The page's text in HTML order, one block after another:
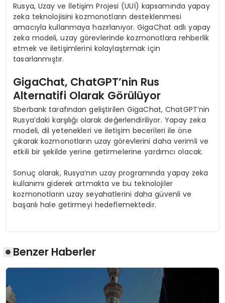
Rusya, Uzay ve İletişim Projesi (UUİ) kapsamında yapay
zeka teknolojisini kozmonotların desteklenmesi
amacıyla kullanmaya hazırlanıyor. GigaChat adlı yapay
zeka modeli, uzay görevlerinde kozmonotlara rehberlik
etmek ve iletişimlerini kolaylaştırmak için
tasarlanmıştır.
GigaChat, ChatGPT’nin Rus
Alternatifi Olarak Görülüyor
Sberbank tarafından geliştirilen GigaChat, ChatGPT’nin
Rusya’daki karşılığı olarak değerlendiriliyor. Yapay zeka
modeli, dil yetenekleri ve iletişim becerileri ile öne
çıkarak kozmonotların uzay görevlerini daha verimli ve
etkili bir şekilde yerine getirmelerine yardımcı olacak.
Sonuç olarak, Rusya’nın uzay programında yapay zeka
kullanımı giderek artmakta ve bu teknolojiler
kozmonotların uzay seyahatlerini daha güvenli ve
başarılı hale getirmeyi hedeflemektedir.
Benzer Haberler